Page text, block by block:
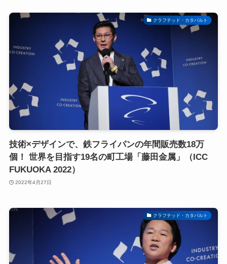
クラフテッド・カタパルト
技術×デザインで、鉄フライパンの年間販売数18万
個！ 世界を目指す19名の町工場「藤田金属」（ICC
FUKUOKA 2022）
2022年4月27日
クラフテッド・カタパルト